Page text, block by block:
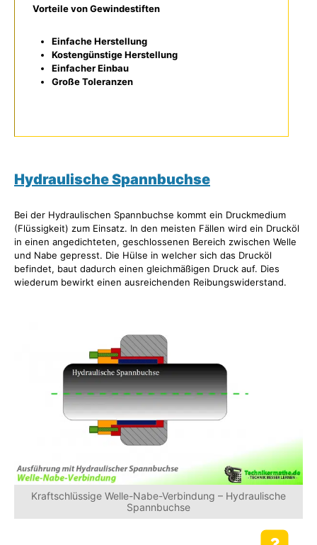
Vorteile von Gewindestiften
Einfache Herstellung
Kostengünstige Herstellung
Einfacher Einbau
Große Toleranzen
Hydraulische Spannbuchse
Bei der Hydraulischen Spannbuchse kommt ein Druckmedium
(Flüssigkeit) zum Einsatz. In den meisten Fällen wird ein Drucköl
in einen angedichteten, geschlossenen Bereich zwischen Welle
und Nabe gepresst. Die Hülse in welcher sich das Drucköl
befindet, baut dadurch einen gleichmäßigen Druck auf. Dies
wiederum bewirkt einen ausreichenden Reibungswiderstand.
Kraftschlüssige Welle-Nabe-Verbindung – Hydraulische
Spannbuchse